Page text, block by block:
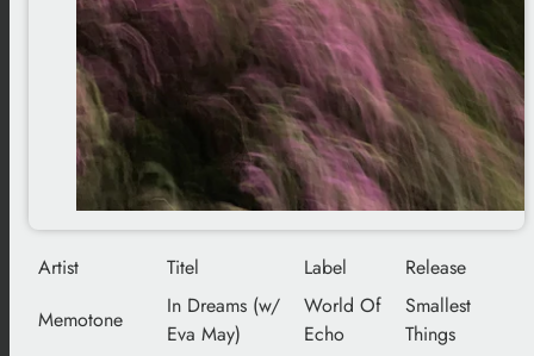
Artist Titel Label
Release
Memotone
In Dreams (w/
Eva May)
World Of
Echo
Smallest
Things